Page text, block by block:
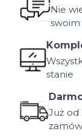
Nie
swoim
stanie
Już od